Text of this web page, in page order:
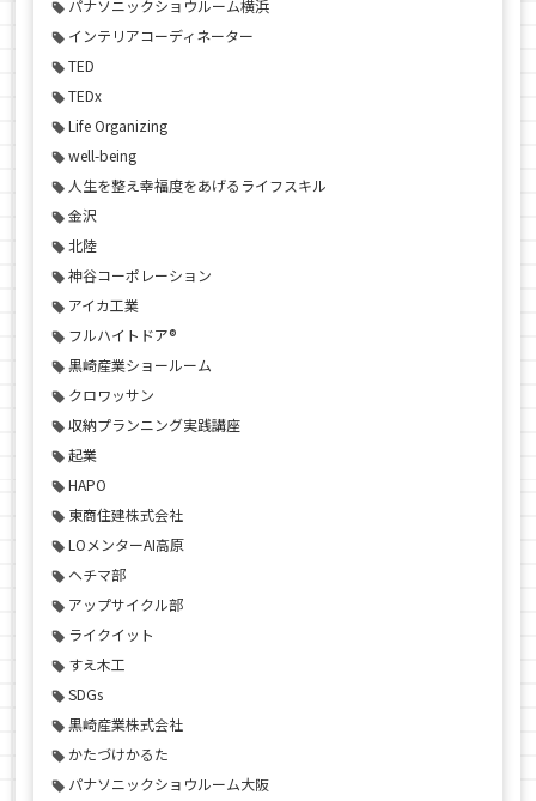
パナソニックショウルーム横浜
インテリアコーディネーター
TED
TEDx
Life Organizing
well-being
人生を整え幸福度をあげるライフスキル
金沢
北陸
神谷コーポレーション
アイカ工業
フルハイトドア®
黒崎産業ショールーム
クロワッサン
収納プランニング実践講座
起業
HAPO
東商住建株式会社
LOメンターAI高原
ヘチマ部
アップサイクル部
ライクイット
すえ木工
SDGs
黒崎産業株式会社
かたづけかるた
パナソニックショウルーム大阪